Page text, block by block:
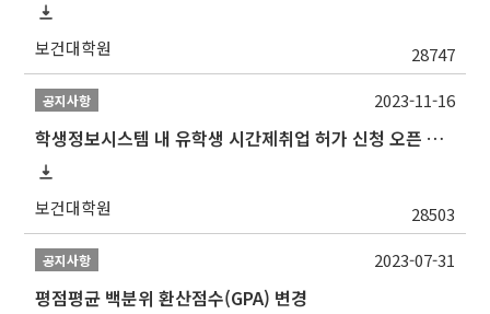
보건대학원 28747
공지사항
학생정보시스템 내 유학생 시간제취업 허가 신청 오픈 안내
보건대학원 28503
2023-11-16
공지사항
평점평균 백분위 환산점수(GPA) 변경
2023-07-31